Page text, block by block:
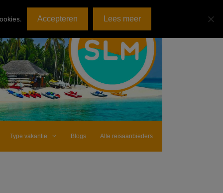
Type vakantie Blogs Alle reisaanbieders
Accepteren Lees meer